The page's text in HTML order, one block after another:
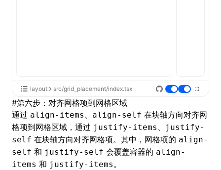
layout src/grid_placement/index.tsx
#第六步：对齐网格项到网格区域
通过 align-items 、 align-self 在块轴方向对齐网
格项到网格区域，通过 justify-items 、
justify-
self 在块轴方向对齐网格项。其中，网格项的 align-
self 和 justify-self 会覆盖容器的 align-
items 和 justify-items。